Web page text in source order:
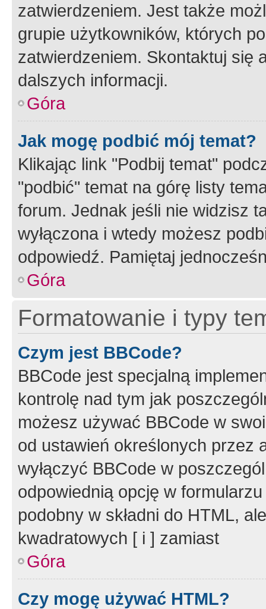
zatwierdzeniem. Jest także
grupie użytkowników, których
zatwierdzeniem. Skontaktuj się
dalszych informacji.
Góra
Jak mogę podbić mój temat?
Klikając link "Podbij temat"
"podbić" temat na górę listy
forum. Jednak jeśli nie widzisz
wyłączona i wtedy możesz
odpowiedź. Pamiętaj
Góra
Formatowanie i typy
Czym jest BBCode?
BBCode jest specjalną
kontrolę nad tym jak
możesz używać BBCode w
od ustawień określonych przez
wyłączyć BBCode w
odpowiednią opcję w
podobny w składni do HTML,
kwadratowych [ i ] zamiast
Góra
Czy mogę używać HTML?